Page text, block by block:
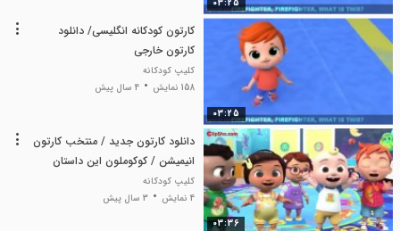
03:25
03:25
کارتون کودکانه انگلیسی/ دانلود
کارتون خارجی
کلیپ کودکانه
158 نمایش
4 سال پیش
03:36
دانلود کارتون جدید / منتخب کارتون
انیمیشن / کوکوملون این داستان
بهش بچسب
کلیپ کودکانه
4 نمایش
3 سال پیش